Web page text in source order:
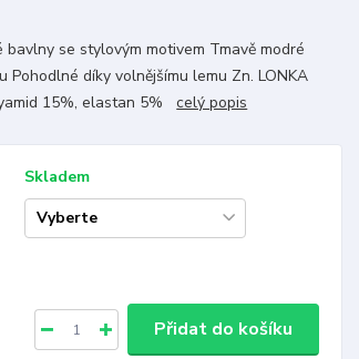
bavlny se stylovým motivem Tmavě modré
Pohodlné díky volnějšímu lemu Zn. LONKA
15%, elastan 5%celý popis
Skladem
Přidat do košíku